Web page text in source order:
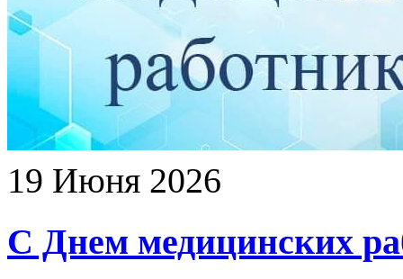
19 Июня 2026
С Днем медицинских